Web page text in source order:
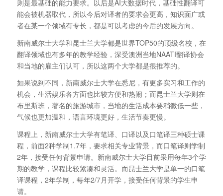
则是最基础的能力要求。以后是AI大数据时代，基础性翻译可
能会被机器取代，所以今后对译者的要求会更高，知识面广或
者在某一个领域有专长，都是可以考虑的今后的发展方向。
新南威尔士大学和昆士兰大学都是世界TOP50的顶级名校，在
翻译领域也有多年的教学经验，深受澳洲当地NAATI翻译协会
和当地的雇主们认可，所以这两个大学都是很推荐的。
如果说到不同，新南威尔士大学在悉尼，有更多实习和工作的
机会，生活娱乐各方面也比较方便和热闹；而昆士兰大学则在
布里斯班，著名的旅游城市，当地的生活成本要稍微低一些，
气候也更加温和，语言环境更好，生活节奏更慢。
课程上，新南威尔士大学有笔译、口译以及口笔译三种硕士课
程，前面2种学制1.7年，要求相关专业背景，而口笔译则学制
2年，接受任何背景申请。新南威尔士大学目前采用每年3个学
期的教学，课程比较紧凑和灵活。而昆士兰大学是单一的口笔
译课程，2年学制，每年2/7月开学，接受任何背景的学生申
请。